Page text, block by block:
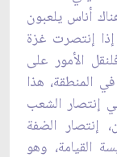
أناس يلعبون
إنتصرت غزة
‏الأمور على
المنطقة، هذا
إنتصار الشعب
إنتصار الضفة
القيامة، وهو